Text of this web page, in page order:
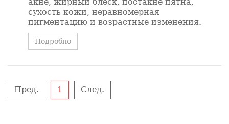
сухость кожи, неравномерная
пигментацию и возрастные изменения.
Подробно
Пред. 1 След.